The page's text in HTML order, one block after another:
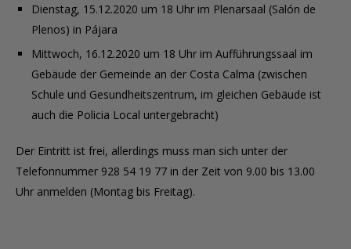
Dienstag, 15.12.2020 um 18 Uhr im Plenarsaal (Salón de
Plenos) in Pájara
Mittwoch, 16.12.2020 um 18 Uhr im Aufführungssaal im
Gebäude der Gemeinde an der Costa Calma (zwischen
Schule und Gesundheitszentrum, im gleichen Gebäude ist
auch die Policia Local untergebracht)
Der Eintritt ist frei, allerdings muss man sich unter der
Telefonnummer 928 54 19 77 in der Zeit von 9.00 bis 13.00
Uhr anmelden (Montag bis Freitag).